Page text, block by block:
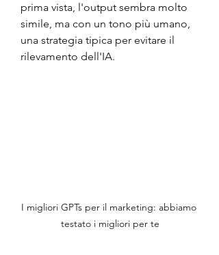
prima vista, l'output sembra molto
simile, ma con un tono più umano,
una strategia tipica per evitare il
rilevamento dell'IA.
I migliori GPTs per il marketing: abbiamo
testato i migliori per te